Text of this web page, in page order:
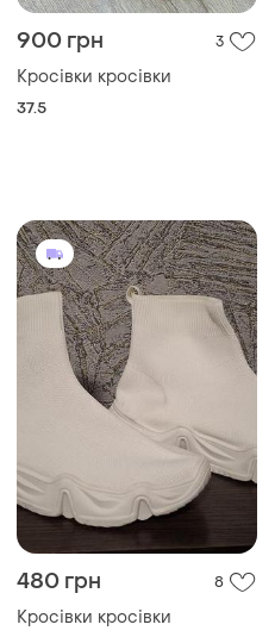
900 грн 3
Кросівки кросівки
37.5
480 грн 8
Кросівки кросівки